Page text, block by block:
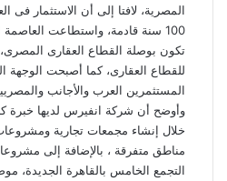
المصرية، لافتا إلى أن الاستثمار فى
100 سنة قادمة، واستطاعت
تكون بوصلة القطاع العقارى
للقطاع العقارى، كما أصبحت الوجهة
المستثمرين العرب والأجانب
وأوضح أن شركة انفيرس لديها
خلال إنشاء مجمعات تجارية
مناطق متفرقة ، بالإضافة إلى
التجمع الخامس بالقاهرة الجديدة،